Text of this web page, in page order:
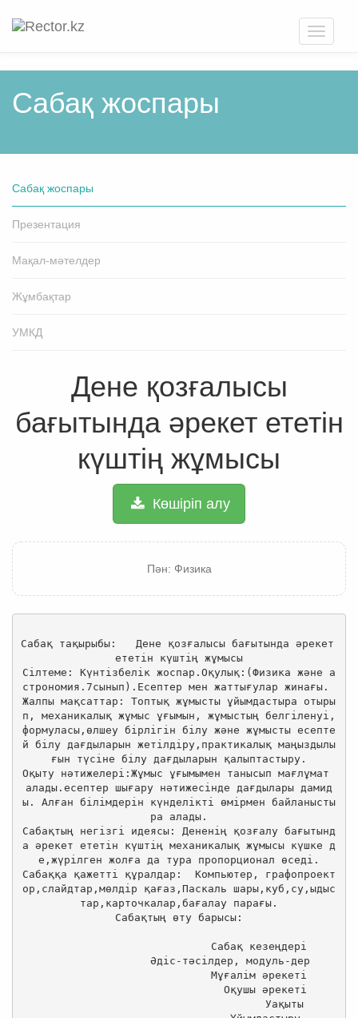
Toggle
Cабақ жоспары
Cабақ жоспары
Презентация
Мақал-мәтелдер
Жұмбақтар
УМКД
Дене қозғалысы
бағытында әрекет ететін
күштің жұмысы
Көшіріп алу
Пән: Физика
Сабақ тақырыбы:   Дене қозғалысы бағытында әрекет
ететін күштің жұмысы
Сілтеме: Күнтізбелік жоспар.Оқулық:(Физика және а
строномия.7сынып).Есептер мен жаттығулар жинағы.
Жалпы мақсаттар: Топтық жұмысты ұйымдастыра отыры
п, механикалық жұмыс ұғымын, жұмыстың белгіленуі,
формуласы,өлшеу бірлігін білу және жұмысты есепте
й білу дағдыларын жетілдіру,практикалық маңыздылы
ғын түсіне білу дағдыларын қалыптастыру.
Оқыту нәтижелері:Жұмыс ұғымымен танысып мағлұмат
алады.есептер шығару нәтижесінде дағдылары дамид
ы. Алған білімдерін күнделікті өмірмен байланысты
ра алады.
Сабақтың негізгі идеясы: Дененің қозғалу бағытынд
а әрекет ететін күштің механикалық жұмысы күшке д
е,жүрілген жолға да тура пропорционал өседі.
Сабаққа қажетті құралдар:  Компьютер, графопроект
ор,слайдтар,мөлдір қағаз,Паскаль шары,куб,су,ыдыс
тар,карточкалар,бағалау парағы.
Сабақтың өту барысы: